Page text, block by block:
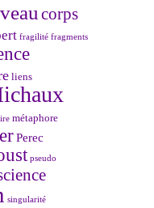
corps
fragilité fragments
liens
métaphore
Perec
pseudo
singularité